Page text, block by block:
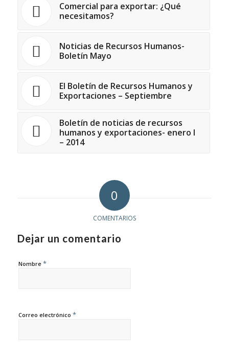
Comercial para exportar: ¿Qué
necesitamos?
Noticias de Recursos Humanos-
Boletín Mayo
El Boletín de Recursos Humanos y
Exportaciones – Septiembre
Boletín de noticias de recursos
humanos y exportaciones- enero I
– 2014
0
COMENTARIOS
Dejar un comentario
Nombre *
Correo electrónico *